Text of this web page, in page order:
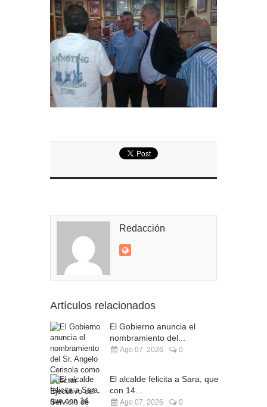
de Ultramar al inspector jubilado Xavi Buhagiar
Presentado el IV Torneo de Fútbol Senior Alcalde
de San Roque, que se disputa la semana
próxima
Redacción
Artículos relacionados
El Gobierno anuncia el
nombramiento del...
Ago 07, 2026 0
El alcalde felicita a Sara, que
con 14...
Ago 07, 2026 0